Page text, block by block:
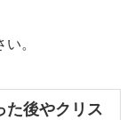
。
た後やクリス